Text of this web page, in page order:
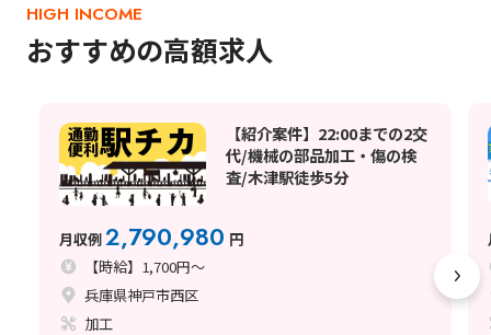
HIGH INCOME
おすすめの高額求人
【紹介案件】22:00までの2交
代/機械の部品加工・傷の検
査/木津駅徒歩5分
月収例2,790,980 円
【時給】1,700円～
兵庫県神戸市西区
加工